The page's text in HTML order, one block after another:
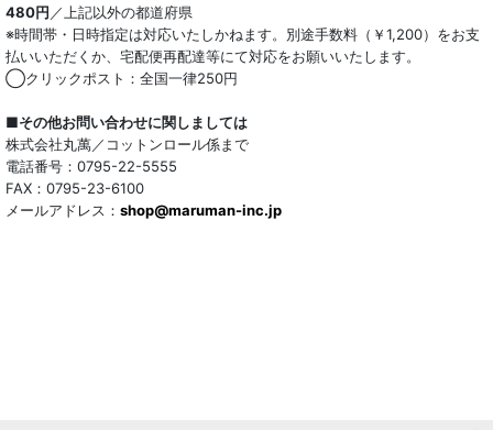
480円 ／上記以外の都道府県
※時間帯・日時指定は対応いたしかねます。別途手数料（￥1,200）をお支
払いいただくか、宅配便再配達等にて対応をお願いいたします。
◯クリックポスト：全国一律250円
■その他お問い合わせに関しましては
株式会社丸萬／コットンロール係まで
電話番号：0795-22-5555
FAX：0795-23-6100
メールアドレス： shop@maruman-inc.jp